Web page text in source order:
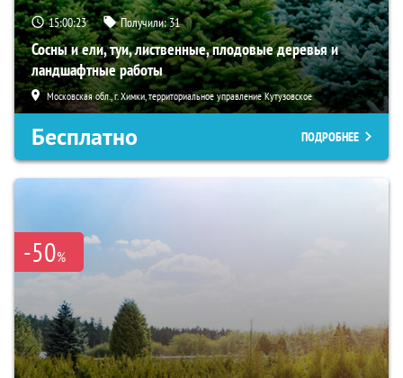
15:00:21 Получили:31
Сосны и ели, туи, лиственные, плодовые деревья и
ландшафтные работы
Московская обл., г. Химки, территориальное управление Кутузовское
Бесплатно ПОДРОБНЕЕ
-50%